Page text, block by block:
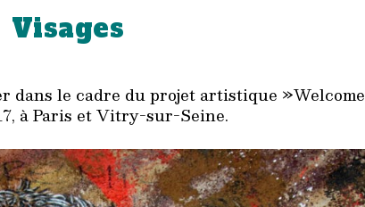
Visages
dans le cadre du projet artistique »Welcome
à Paris et Vitry-sur-Seine.